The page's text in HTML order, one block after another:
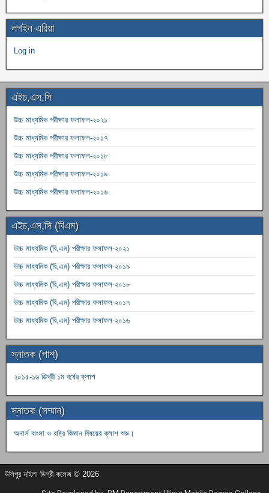
লগইন এরিয়া
Log in
এইচ,এস,সি
উচ্চ মাধ্যমিক পরীক্ষার ফলাফল-২০২১
উচ্চ মাধ্যমিক পরীক্ষার ফলাফল-২০১৭
উচ্চ মাধ্যমিক পরীক্ষার ফলাফল-২০১৮
উচ্চ মাধ্যমিক পরীক্ষার ফলাফল-২০১৯
উচ্চ মাধ্যমিক পরীক্ষার ফলাফল-২০১৬
এইচ,এস,সি (বিএম)
উচ্চ মাধ্যমিক (বি,এম) পরীক্ষার ফলাফল-২০২১
উচ্চ মাধ্যমিক (বি,এম) পরীক্ষার ফলাফল-২০১৯
উচ্চ মাধ্যমিক (বি,এম) পরীক্ষার ফলাফল-২০১৮
উচ্চ মাধ্যমিক (বি,এম) পরীক্ষার ফলাফল-২০১৭
উচ্চ মাধ্যমিক (বি,এম) পরীক্ষার ফলাফল-২০১৬
স্নাতক (পাশ)
২০১৫-১৬ ডিগ্রী ১ম বর্ষের ক্লাশ
স্নাতক (সম্মান)
অনার্স বাংলা ও রাষ্ট্র বিজ্ঞান বিষয়ের ক্লাশ শুরু।
উলিপুর মহিলা ডিগ্রী কলেজ © 2026